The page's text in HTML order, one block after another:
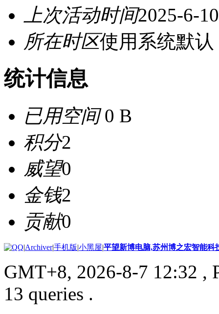
上次活动时间2025-6-
所在时区使用系统默认
统计信息
已用空间0 B
积分2
威望0
金钱2
贡献0
|Archiver|手机版|小黑屋|平望新博电脑,苏州博之宏智能科
GMT+8, 2026-8-7 12:32 ,
13 queries .